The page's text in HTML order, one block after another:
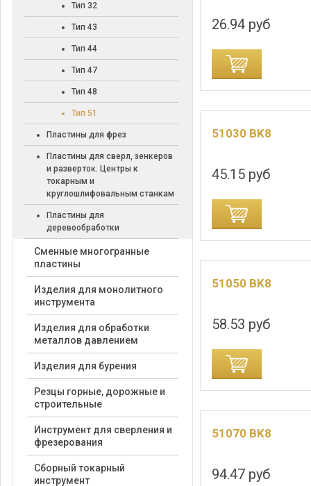
Тип 32
Тип 43
Тип 44
Тип 47
Тип 48
Тип 51
Пластины для фрез
Пластины для сверл, зенкеров
и разверток. Центры к
токарным и
круглошлифовальным станкам
Пластины для
деревообработки
Cменные многогранные
пластины
Изделия для монолитного
инструмента
Изделия для обработки
металлов давлением
Изделия для бурения
Резцы горные, дорожные и
строительные
Инструмент для сверления и
фрезерования
Сборный токарный
инструмент
26.94 руб
ДОБАВИТЬ В КОРЗИНУ ДОБАВИТЬ
51030 BK8
45.15 руб
ДОБАВИТЬ В КОРЗИНУ ДОБАВИТЬ
51050 BK8
58.53 руб
ДОБАВИТЬ В КОРЗИНУ ДОБАВИТЬ
51070 BK8
94.47 руб